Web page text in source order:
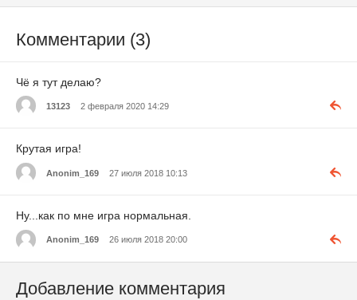
Комментарии (3)
Чё я тут делаю?
13123 2 февраля 2020 14:29
Крутая игра!
Anonim_169 27 июля 2018 10:13
Ну...как по мне игра нормальная.
Anonim_169 26 июля 2018 20:00
Добавление комментария